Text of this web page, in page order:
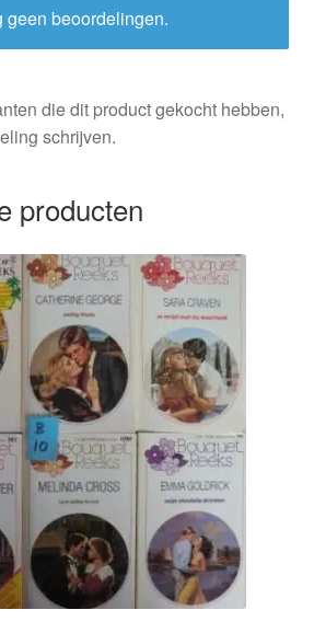
geen beoordelingen.
die dit product gekocht hebben,
schrijven.
producten